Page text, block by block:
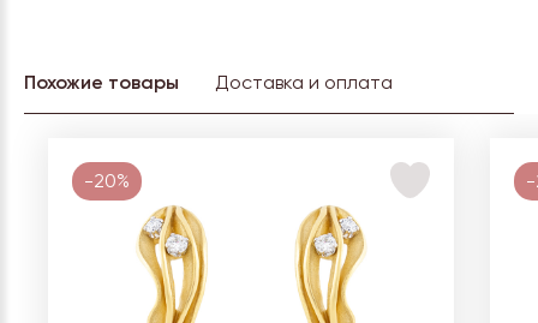
Похожие товары Доставка и оплата
-20% -